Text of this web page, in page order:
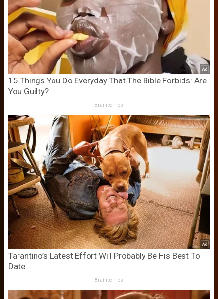
15 Things You Do Everyday That The Bible Forbids: Are
You Guilty?
Brainberries
Tarantino’s Latest Effort Will Probably Be His Best To
Date
Brainberries